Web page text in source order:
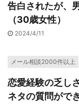
告白されたが、
（30歳女性）
2024/4/11
メール相談2000件以上
恋愛経験の乏し
ネタの質問がで